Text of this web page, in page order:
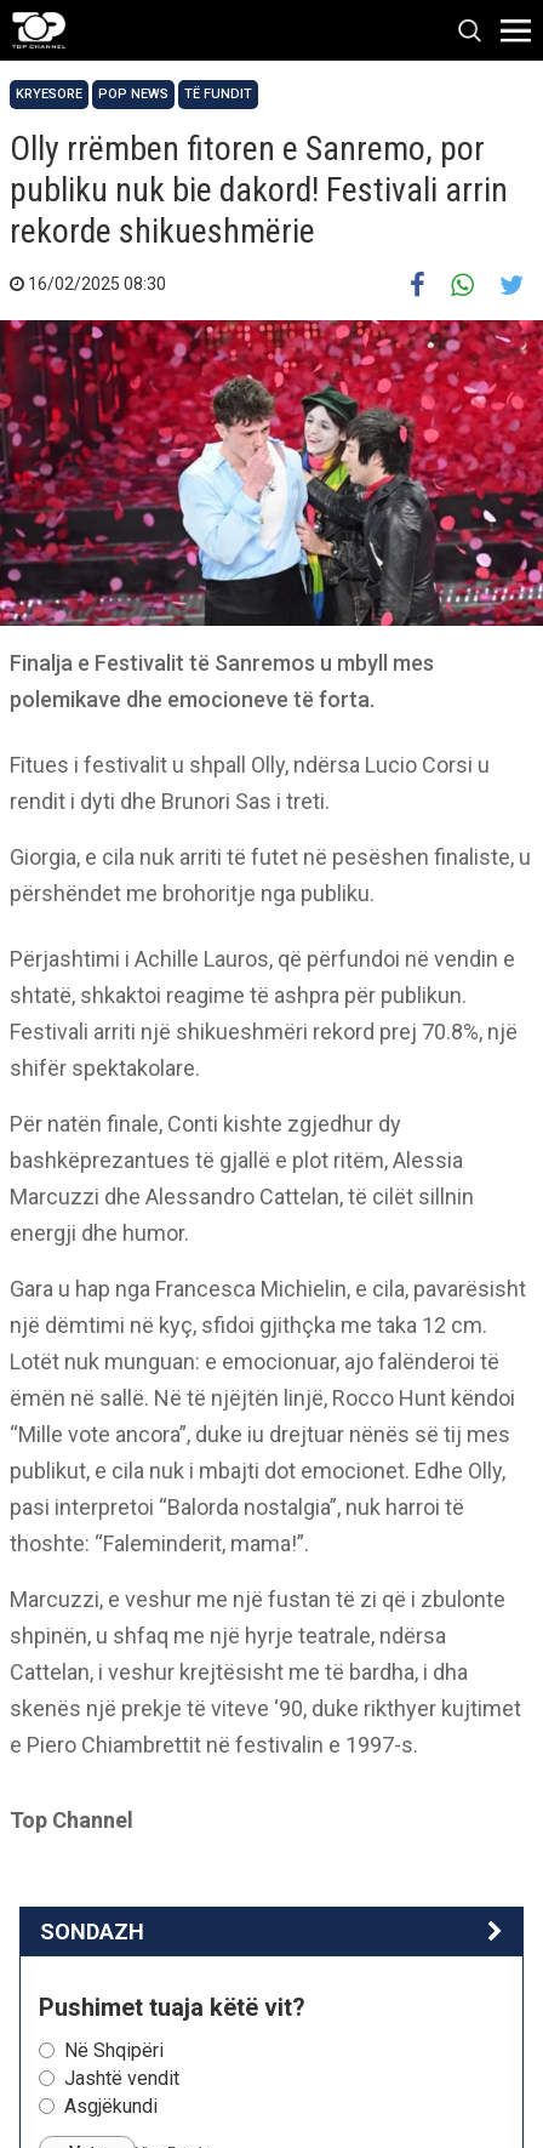
KRYESORE POP NEWS TË FUNDIT
Olly rrëmben fitoren e Sanremo, por
publiku nuk bie dakord! Festivali arrin
rekorde shikueshmërie
16/02/2025 08:30
Finalja e Festivalit të Sanremos u mbyll mes
polemikave dhe emocioneve të forta.
Fitues i festivalit u shpall Olly, ndërsa Lucio Corsi u
rendit i dyti dhe Brunori Sas i treti.
Giorgia, e cila nuk arriti të futet në pesëshen finaliste, u
përshëndet me brohoritje nga publiku.
Përjashtimi i Achille Lauros, që përfundoi në vendin e
shtatë, shkaktoi reagime të ashpra për publikun.
Festivali arriti një shikueshmëri rekord prej 70.8%, një
shifër spektakolare.
Për natën finale, Conti kishte zgjedhur dy
bashkëprezantues të gjallë e plot ritëm, Alessia
Marcuzzi dhe Alessandro Cattelan, të cilët sillnin
energji dhe humor.
Gara u hap nga Francesca Michielin, e cila, pavarësisht
një dëmtimi në kyç, sfidoi gjithçka me taka 12 cm.
Lotët nuk munguan: e emocionuar, ajo falënderoi të
ëmën në sallë. Në të njëjtën linjë, Rocco Hunt këndoi
“Mille vote ancora”, duke iu drejtuar nënës së tij mes
publikut, e cila nuk i mbajti dot emocionet. Edhe Olly,
pasi interpretoi “Balorda nostalgia”, nuk harroi të
thoshte: “Faleminderit, mama!”.
Marcuzzi, e veshur me një fustan të zi që i zbulonte
shpinën, u shfaq me një hyrje teatrale, ndërsa
Cattelan, i veshur krejtësisht me të bardha, i dha
skenës një prekje të viteve ‘90, duke rikthyer kujtimet
e Piero Chiambrettit në festivalin e 1997-s.
Top Channel
SONDAZH
Pushimet tuaja këtë vit?
Në Shqipëri
Jashtë vendit
Asgjëkundi